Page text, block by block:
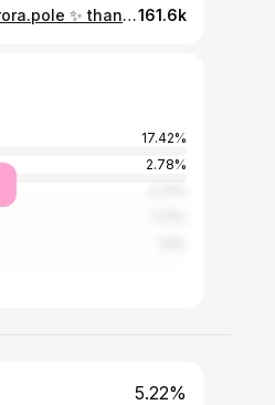
Beautiful spinny combo by @aurora.pole ✨ thank you for teaching, your classes are lovelyyy ✨💕 Filmed by the best of course @princess.tokio 😘 #spinnypoledance #poledancetricks #poledanceinspiration #poledancelife #poledancersofinstagram #poledancecombo161.6k
17.42%
2.78%
5.22%